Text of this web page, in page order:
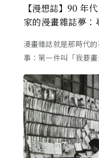
【漫想誌】90 年
家的漫畫雜誌夢
漫畫雜誌就是那時代
事：第一件叫「我要
畫畫怎麼活？」